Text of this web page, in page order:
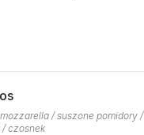
/ suszone pomidory /
/ czosnek